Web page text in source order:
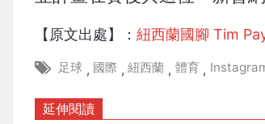
【原文出處】：紐西蘭國腳 Tim
足球 , 國際 , 紐西蘭 , 體育 ,
延伸閱讀